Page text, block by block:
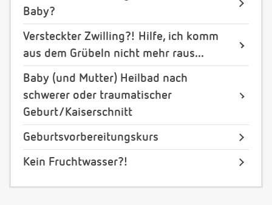
Baby?
Versteckter Zwilling?! Hilfe, ich komm
aus dem Grübeln nicht mehr raus...
Baby (und Mutter) Heilbad nach
schwerer oder traumatischer
Geburt/Kaiserschnitt
Geburtsvorbereitungskurs
Kein Fruchtwasser?!